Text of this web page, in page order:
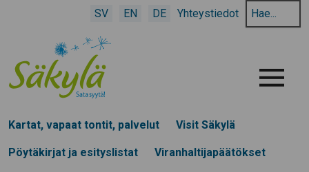
SV EN DE Yhteystiedot
Hae
hakusanalla:
Menu
Kartat, vapaat tontit, palvelut Visit Säkylä
Pöytäkirjat ja esityslistat Viranhaltijapäätökset